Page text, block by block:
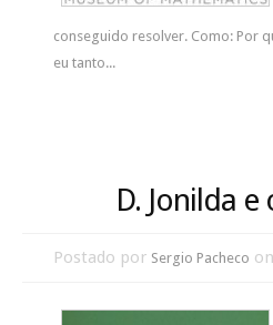
conseguido resolver. Como: Por
eu tanto...
D. Jonilda
Postado por Sergio Pacheco